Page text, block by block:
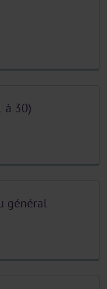
à 30)
général